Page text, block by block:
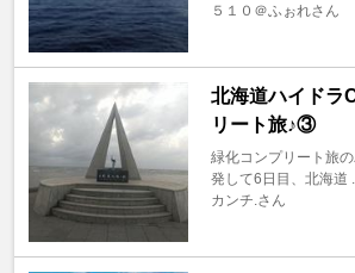
５１０＠ふぉれさん
北海道ハイドラ
リート旅♪③
緑化コンプリート旅
発して6日目、北海道 ...
カンチ.さん